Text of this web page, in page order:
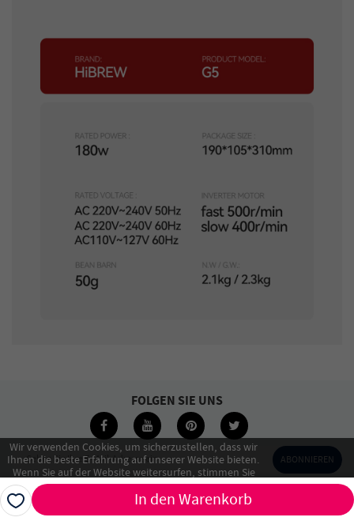
In den Warenkorb
Geben Sie Ihre E-Mail-Adresse ein ABONNIEREN
FOLGEN SIE UNS
Wir verwenden Cookies, um sicherzustellen, dass wir
Ihnen die beste Erfahrung auf unserer Website bieten.
Wenn Sie auf der Website weitersurfen, stimmen Sie
unserer Verwendung von Cookies zu.
Ich bin einverstanden Alle ablehnen
Beliebte Schlagwörter